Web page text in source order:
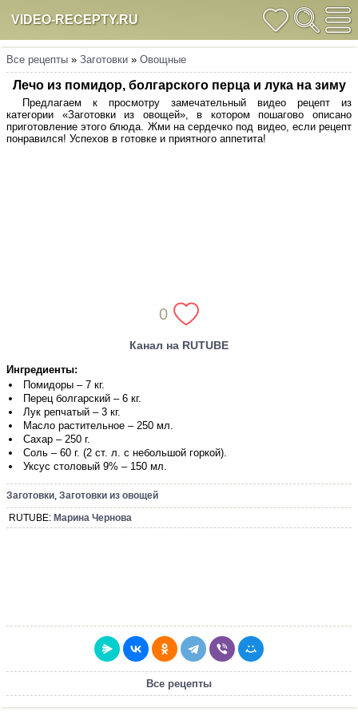
VIDEO-RECEPTY.RU
Все рецепты » Заготовки » Овощные
Лечо из помидор, болгарского перца и лука на зиму
Предлагаем к просмотру замечательный видео рецепт из
категории «Заготовки из овощей», в котором пошагово описано
приготовление этого блюда. Жми на сердечко под видео, если рецепт
понравился! Успехов в готовке и приятного аппетита!
0
Канал на RUTUBE
Ингредиенты:
Помидоры – 7 кг.
Перец болгарский – 6 кг.
Лук репчатый – 3 кг.
Масло растительное – 250 мл.
Сахар – 250 г.
Соль – 60 г. (2 ст. л. с небольшой горкой).
Уксус столовый 9% – 150 мл.
Заготовки, Заготовки из овощей
RUTUBE: Марина Чернова
Все рецепты